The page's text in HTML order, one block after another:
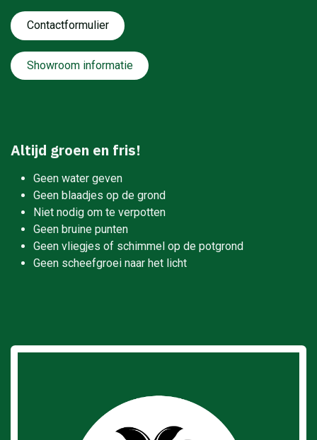
Contactformulie​​​​​​​​r
Showroom informatie
Altijd groen en fris!
Geen water geven
Geen blaadjes op de grond
Niet nodig om te verpotten
Geen bruine punten
Geen vliegjes of schimmel op de potgrond
Geen scheefgroei naar het licht